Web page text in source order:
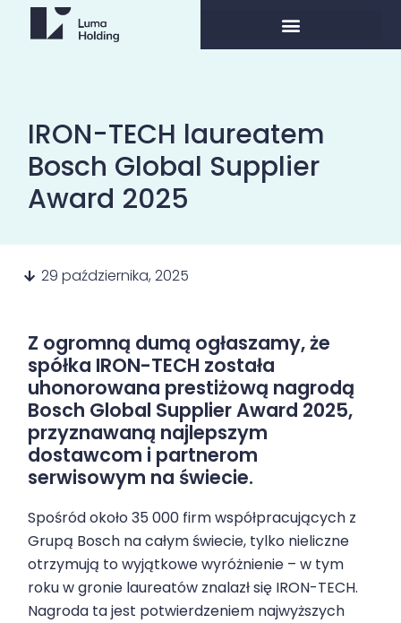
IRON-TECH laureatem
Bosch Global Supplier
Award 2025
29 października, 2025
Z ogromną dumą ogłaszamy, że
spółka IRON-TECH została
uhonorowana prestiżową nagrodą
Bosch Global Supplier Award 2025,
przyznawaną najlepszym
dostawcom i partnerom
serwisowym na świecie.
Spośród około 35 000 firm współpracujących z
Grupą Bosch na całym świecie, tylko nieliczne
otrzymują to wyjątkowe wyróżnienie – w tym
roku w gronie laureatów znalazł się IRON-TECH.
Nagroda ta jest potwierdzeniem najwyższych